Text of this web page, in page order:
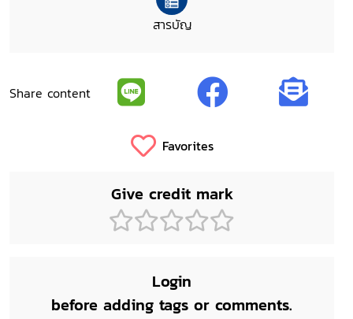
สารบัญ
Share content
Favorites
Give credit mark
Login
before adding tags or comments.